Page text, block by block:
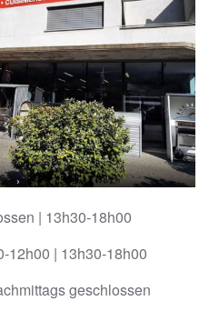
| 13h30-18h00
12h00 | 13h30-18h00
geschlossen